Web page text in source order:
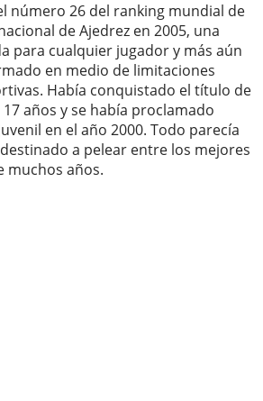
número 26 del ranking mundial de
de Ajedrez en 2005, una
para cualquier jugador y más aún
en medio de limitaciones
Había conquistado el título de
años y se había proclamado
en el año 2000. Todo parecía
a pelear entre los mejores
muchos años.